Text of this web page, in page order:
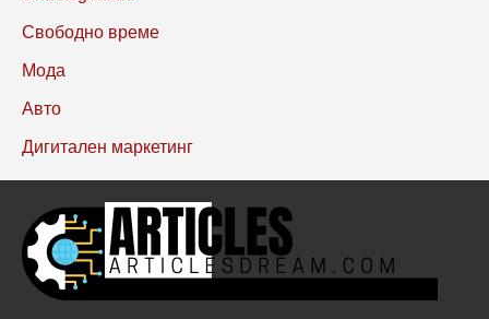
Свободно време
Мода
Авто
Дигитален маркетинг